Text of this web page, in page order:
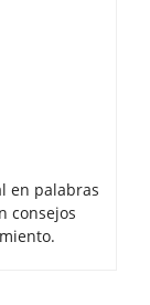
en palabras
consejos